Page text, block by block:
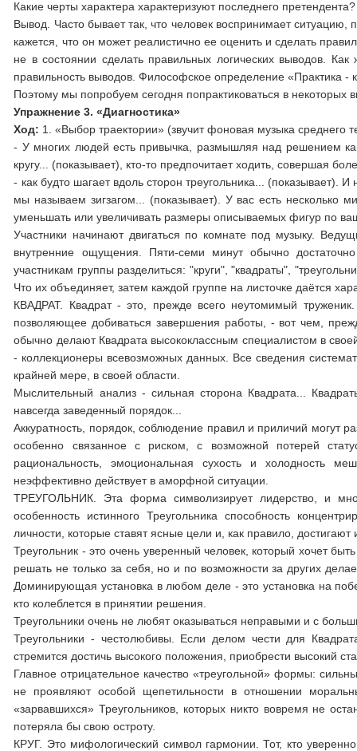
Какие черты характера характеризуют последнего претендента?
Вывод. Часто бывает так, что человек воспринимает
кажется, что он может реалистично ее оценить и сделать
не в состоянии сделать правильных логических выводов.
правильность выводов. Философское определение «Практика -
Поэтому мы попробуем сегодня попрактиковаться в
Упражнение 3. «Диагностика»
Ход: 1. «Выбор траектории» (звучит фоновая музыка среднего
- У многих людей есть привычка, размышляя над решением
кругу... (показывает), кто-то предпочитает ходить, совершая
- как будто шагает вдоль сторон треугольника...
мы называем зигзагом... (показывает). У вас есть несколько
уменьшать или увеличивать размеры описываемых фигур по
Участники начинают двигаться по комнате под музыку.
внутренние ощущения. Пяти-семи минут обычно
участникам группы разделиться: "круги", "квадраты",
Что их объединяет, затем каждой группе на листочке даётся
КВАДРАТ. Квадрат - это, прежде всего неутомимый
позволяющее добиваться завершения работы, - вот чем,
обычно делают Квадрата высококлассным специалистом в
- коллекционеры всевозможных данных. Все сведения
крайней мере, в своей области.
Мыслительный анализ - сильная сторона Квадрата...
навсегда заведенный порядок...
Аккуратность, порядок, соблюдение правил и приличий могут
особенно связанное с риском, с возможной потерей
рациональность, эмоциональная сухость и холодность
неэффективно действует в аморфной ситуации.
ТРЕУГОЛЬНИК. Эта форма символизирует лидерство, и
особенность истинного Треугольника способность
личности, которые ставят ясные цели и, как правило, достигают
Треугольник - это очень уверенный человек, который хочет
решать не только за себя, но и по возможности за других
Доминирующая установка в любом деле - это установка на
кто колеблется в принятии решения.
Треугольники очень не любят оказываться неправыми и с
Треугольники - честолюбивы. Если делом чести для
стремится достичь высокого положения, приобрести высокий
Главное отрицательное качество «треугольной» формы:
не проявляют особой щепетильности в отношении
«зарвавшихся» Треугольников, которых никто вовремя не
потеряла бы свою остроту.
КРУГ. Это мифологический символ гармонии. Тот, кто